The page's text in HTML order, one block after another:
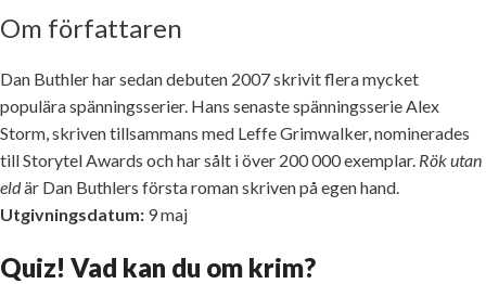
Om författaren
Dan Buthler har sedan debuten 2007 skrivit flera mycket
populära spänningsserier. Hans senaste spänningsserie Alex
Storm, skriven tillsammans med Leffe Grimwalker, nominerades
till Storytel Awards och har sålt i över 200 000 exemplar. Rök utan
eldär Dan Buthlers första roman skriven på egen hand.
Utgivningsdatum: 9 maj
Quiz! Vad kan du om krim?